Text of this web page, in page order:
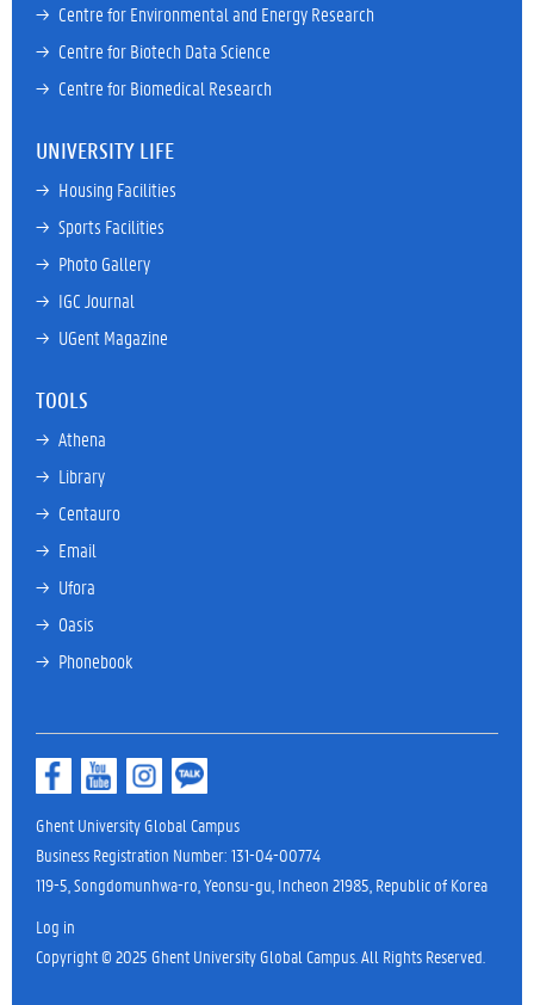
→ Centre for Environmental and Energy Research
→ Centre for Biotech Data Science
→ Centre for Biomedical Research
UNIVERSITY LIFE
→ Housing Facilities
→ Sports Facilities
→ Photo Gallery
→ IGC Journal
→ UGent Magazine
TOOLS
→ Athena
→ Library
→ Centauro
→ Email
→ Ufora
→ Oasis
→ Phonebook
Ghent University Global Campus
Business Registration Number: 131-04-00774
119-5, Songdomunhwa-ro, Yeonsu-gu, Incheon 21985, Republic of Korea
Log in
Copyright © 2025 Ghent University Global Campus. All Rights Reserved.